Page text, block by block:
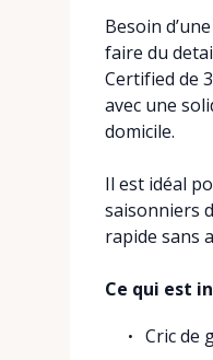
Besoin
faire du
Certified de
avec une
domicile.
Il est idéal
saisonniers
rapide sans
Ce qui est
Cric de